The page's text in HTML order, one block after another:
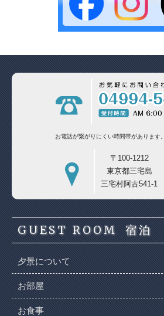
お電話が繋がりにくい時間帯があります。
〒100-1212
東京都三宅島
三宅村阿古541-1
GUEST ROOM 宿泊
夕景について
お部屋
お食事